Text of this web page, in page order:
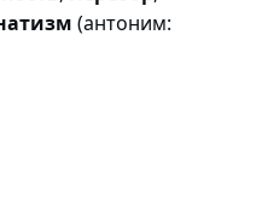
(антоним: